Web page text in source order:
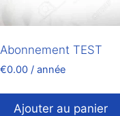
Abonnement TEST
€0.00 / année
Ajouter au panier